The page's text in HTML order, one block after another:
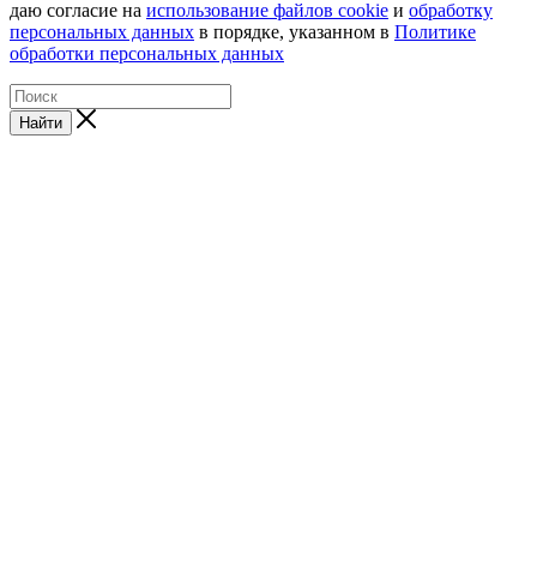
даю согласие на использование файлов cookie и обработку
персональных данных в порядке, указанном в Политике
обработки персональных данных
Найти